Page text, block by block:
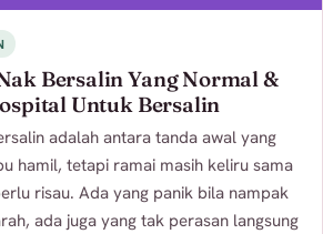
Bersalin Yang Normal &
Untuk Bersalin
adalah antara tanda awal yang
hamil, tetapi ramai masih keliru sama
risau. Ada yang panik bila nampak
ada juga yang tak perasan langsung